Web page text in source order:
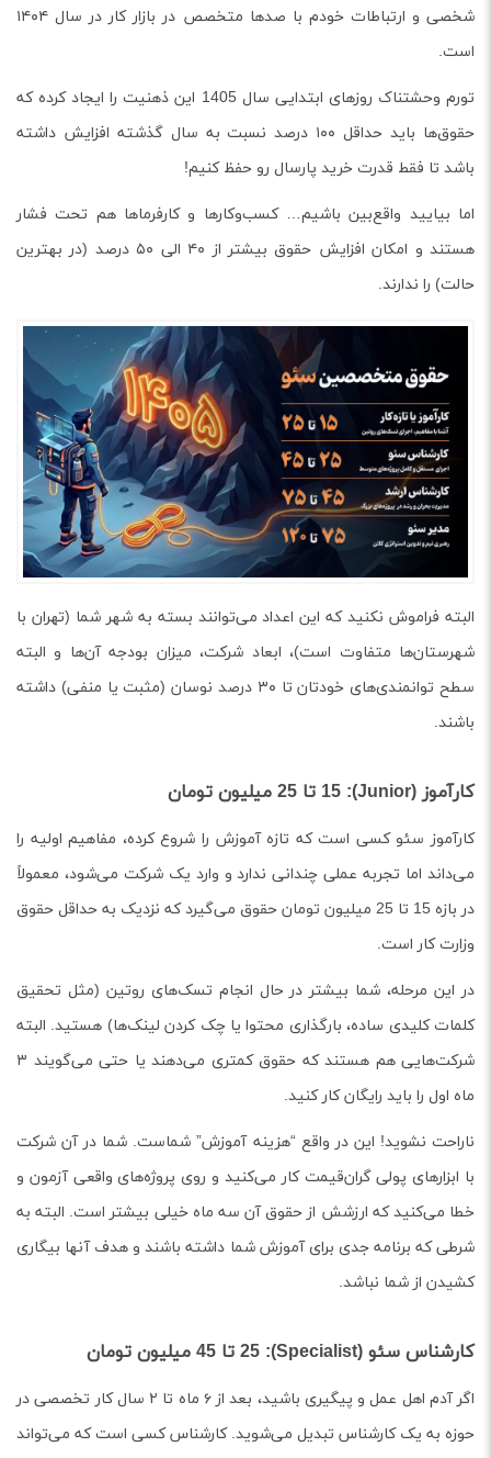
شخصی و ارتباطات خودم با صدها متخصص در بازار کار در سال ۱۴۰۴
است.
تورم وحشتناک روزهای ابتدایی سال 1405 این ذهنیت را ایجاد کرده که
حقوق‌ها باید حداقل ۱۰۰ درصد نسبت به سال گذشته افزایش داشته
باشد تا فقط قدرت خرید پارسال رو حفظ کنیم!
اما بیایید واقع‌بین باشیم… کسب‌وکارها و کارفرماها هم تحت فشار
هستند و امکان افزایش حقوق بیشتر از ۴۰ الی ۵۰ درصد (در بهترین
حالت) را ندارند.
البته فراموش نکنید که این اعداد می‌توانند بسته به شهر شما (تهران با
شهرستان‌ها متفاوت است)، ابعاد شرکت، میزان بودجه آن‌ها و البته
سطح توانمندی‌های خودتان تا ۳۰ درصد نوسان (مثبت یا منفی) داشته
باشند.
کارآموز (Junior): 15 تا 25 میلیون تومان
کارآموز سئو کسی است که تازه آموزش را شروع کرده، مفاهیم اولیه را
می‌داند اما تجربه عملی چندانی ندارد و وارد یک شرکت می‌شود، معمولاً
در بازه 15 تا 25 میلیون تومان حقوق می‌گیرد که نزدیک به حداقل حقوق
وزارت کار است.
در این مرحله، شما بیشتر در حال انجام تسک‌های روتین (مثل تحقیق
کلمات کلیدی ساده، بارگذاری محتوا یا چک کردن لینک‌ها) هستید. البته
شرکت‌هایی هم هستند که حقوق کمتری می‌دهند یا حتی می‌گویند ۳
ماه اول را باید رایگان کار کنید.
ناراحت نشوید! این در واقع “هزینه آموزش” شماست. شما در آن شرکت
با ابزارهای پولی گران‌قیمت کار می‌کنید و روی پروژه‌های واقعی آزمون و
خطا می‌کنید که ارزشش از حقوق آن سه ماه خیلی بیشتر است. البته به
شرطی که برنامه جدی برای آموزش شما داشته باشند و هدف آنها بیگاری
کشیدن از شما نباشد.
کارشناس سئو (Specialist): 25 تا 45 میلیون تومان
اگر آدم اهل عمل و پیگیری باشید، بعد از ۶ ماه تا ۲ سال کار تخصصی در
حوزه به یک کارشناس تبدیل می‌شوید. کارشناس کسی است که می‌تواند